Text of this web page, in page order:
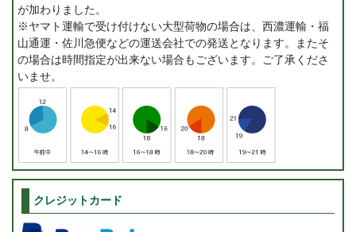
が加わりました。
※ヤマト運輸で受け付けない大型荷物の場合は、西濃運輸・福
山通運・佐川急便などの運送会社での発送となります。またそ
の場合は時間指定が出来ない場合もございます。ご了承くださ
いませ。
クレジットカード